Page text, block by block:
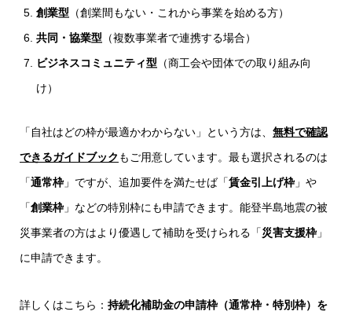
創業型 （創業間もない・これから事業を始める方）
共同・協業型 （複数事業者で連携する場合）
ビジネスコミュニティ型 （商工会や団体での取り組み向
け）
「自社はどの枠が最適かわからない」という方は、 無料で確認
できるガイドブック もご用意しています。最も選択されるのは
「通常枠 」ですが、追加要件を満たせば「賃金引上げ枠 」や
「創業枠 」などの特別枠にも申請できます。能登半島地震の被
災事業者の方はより優遇して補助を受けられる「災害支援枠 」
に申請できます。
詳しくはこちら： 持続化補助金の申請枠（通常枠・特別枠）を